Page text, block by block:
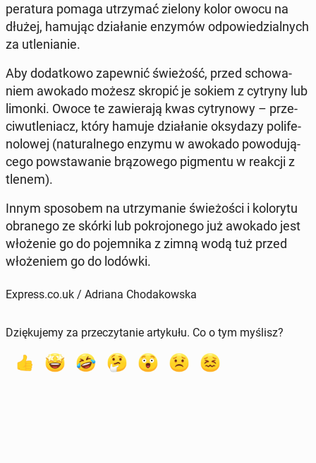
pe­ra­tu­ra pomaga utrzy­mać zielony kolor owocu na
dłużej, hamując dzia­ła­nie enzymów od­po­wie­dzial­nych
za utle­nia­nie.
Aby do­dat­ko­wo za­pew­nić świe­żość, przed scho­wa­
niem awokado możesz skropić je sokiem z cytryny lub
limonki. Owoce te za­wie­ra­ją kwas cy­try­no­wy – prze­
ciw­u­tle­niacz, który hamuje dzia­ła­nie oksy­da­zy po­li­fe­
no­lo­wej (na­tu­ral­ne­go enzymu w awokado po­wo­du­ją­
ce­go po­wsta­wa­nie brą­zo­we­go pig­men­tu w reakcji z
tlenem).
Innym spo­so­bem na utrzy­ma­nie świe­żo­ści i ko­lo­ry­tu
ob­ra­ne­go ze skórki lub po­kro­jo­ne­go już awokado jest
wło­że­nie go do po­jem­ni­ka z zimną wodą tuż przed
wło­że­niem go do lodówki.
Express.co.uk / Adriana Chodakowska
Dziękujemy za przeczytanie artykułu. Co o tym myślisz?